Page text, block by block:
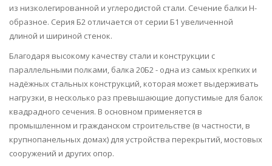
из низколегированной и углеродистой стали. Сечение балки H-
образное. Серия Б2 отличается от серии Б1 увеличенной
длиной и шириной стенок.
Благодаря высокому качеству стали и конструкции с
параллельными полками, балка 20Б2 - одна из самых крепких и
надёжных стальных конструкций, которая может выдерживать
нагрузки, в несколько раз превышающие допустимые для балок
квадрадного сечения. В основном применяется в
промышленном и гражданском строительстве (в частности, в
крупнопанельных домах) для устройства перекрытий, мостовых
сооружений и других опор.